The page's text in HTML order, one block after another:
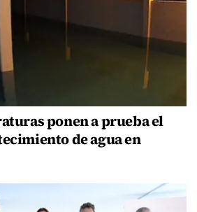
ponen a prueba el
de agua en